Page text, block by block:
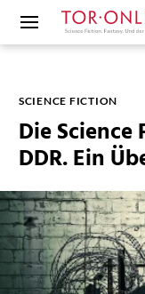
SCIENCE FICTION
Die
DDR. Ein